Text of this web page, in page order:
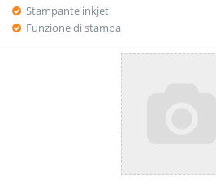
Stampante inkjet
Funzione di stampa